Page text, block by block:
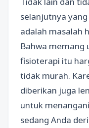
selanjutnya
adalah masalah
Bahwa memang
fisioterapi itu
tidak murah.
diberikan juga
untuk
sedang Anda